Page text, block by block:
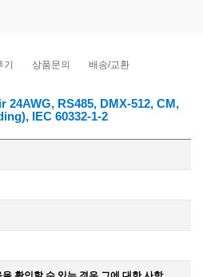
상품문의 배송/교환
24AWG, RS485, DMX-512, CM,
IEC 60332-1-2